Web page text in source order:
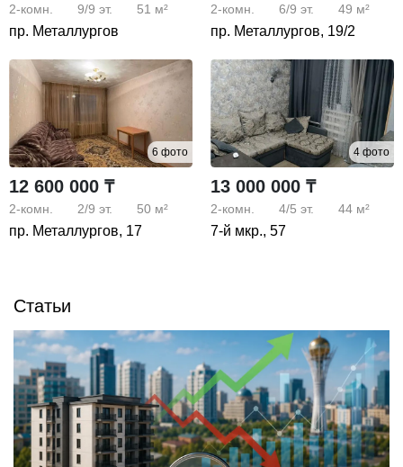
2-комн. 9/9 эт. 51 м²
пр. Металлургов
2-комн. 6/9 эт. 49 м²
пр. Металлургов, 19/2
6 фото
12 600 000 ₸
2-комн. 2/9 эт. 50 м²
пр. Металлургов, 17
4 фото
13 000 000 ₸
2-комн. 4/5 эт. 44 м²
7-й мкр., 57
Статьи